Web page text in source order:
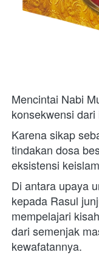
Mencintai Nabi
konsekwensi
Karena sikap
tindakan dosa
eksistensi
Di antara upaya
kepada Rasul
mempelajari
dari semenjak
kewafatannya.